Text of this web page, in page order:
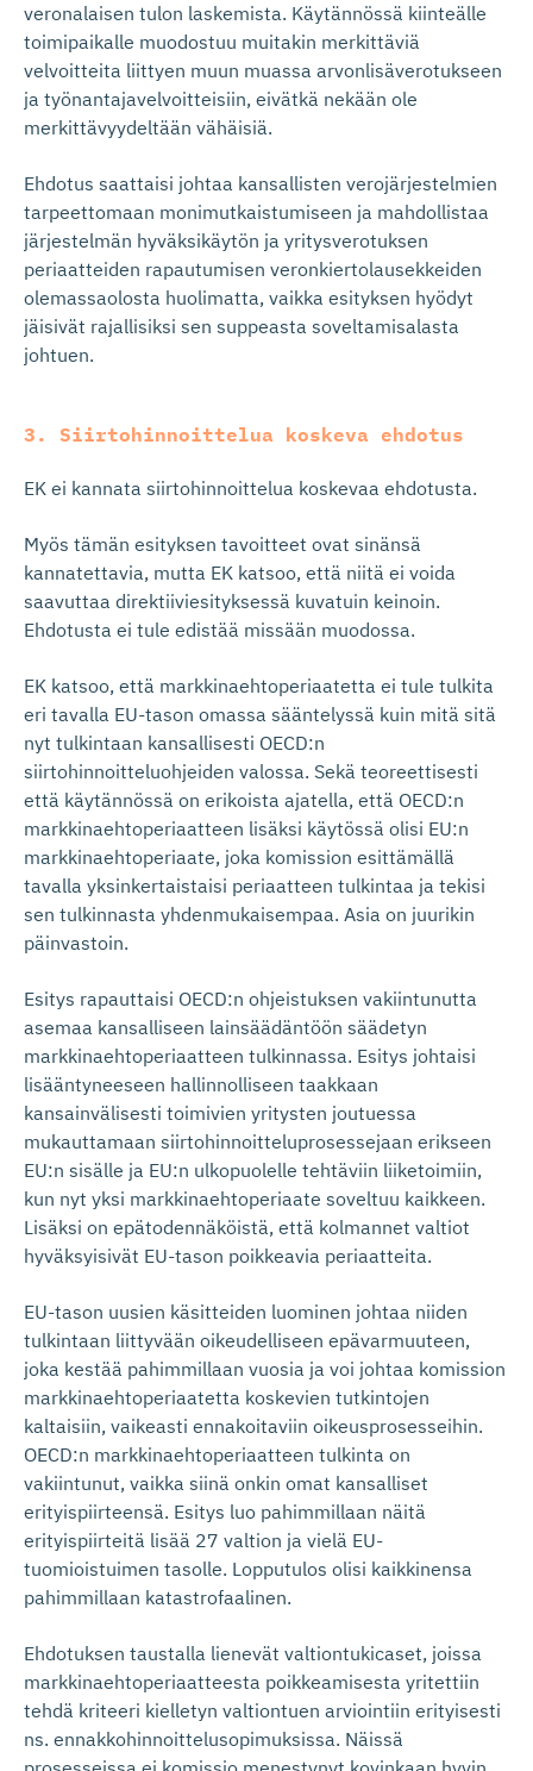
veronalaisen tulon laskemista. Käytännössä kiinteälle
toimipaikalle muodostuu muitakin merkittäviä
velvoitteita liittyen muun muassa arvonlisäverotukseen
ja työnantajavelvoitteisiin, eivätkä nekään ole
merkittävyydeltään vähäisiä.
Ehdotus saattaisi johtaa kansallisten verojärjestelmien
tarpeettomaan monimutkaistumiseen ja mahdollistaa
järjestelmän hyväksikäytön ja yritysverotuksen
periaatteiden rapautumisen veronkiertolausekkeiden
olemassaolosta huolimatta, vaikka esityksen hyödyt
jäisivät rajallisiksi sen suppeasta soveltamisalasta
johtuen.
3. Siirtohin­noittelua koskeva ehdotus
EK ei kannata siirtohinnoittelua koskevaa ehdotusta.
Myös tämän esityksen tavoitteet ovat sinänsä
kannatettavia, mutta EK katsoo, että niitä ei voida
saavuttaa direktiiviesityksessä kuvatuin keinoin.
Ehdotusta ei tule edistää missään muodossa.
EK katsoo, että markkinaehtoperiaatetta ei tule tulkita
eri tavalla EU-tason omassa sääntelyssä kuin mitä sitä
nyt tulkintaan kansallisesti OECD:n
siirtohinnoitteluohjeiden valossa. Sekä teoreettisesti
että käytännössä on erikoista ajatella, että OECD:n
markkinaehtoperiaatteen lisäksi käytössä olisi EU:n
markkinaehtoperiaate, joka komission esittämällä
tavalla yksinkertaistaisi periaatteen tulkintaa ja tekisi
sen tulkinnasta yhdenmukaisempaa. Asia on juurikin
päinvastoin.
Esitys rapauttaisi OECD:n ohjeistuksen vakiintunutta
asemaa kansalliseen lainsäädäntöön säädetyn
markkinaehtoperiaatteen tulkinnassa. Esitys johtaisi
lisääntyneeseen hallinnolliseen taakkaan
kansainvälisesti toimivien yritysten joutuessa
mukauttamaan siirtohinnoitteluprosessejaan erikseen
EU:n sisälle ja EU:n ulkopuolelle tehtäviin liiketoimiin,
kun nyt yksi markkinaehtoperiaate soveltuu kaikkeen.
Lisäksi on epätodennäköistä, että kolmannet valtiot
hyväksyisivät EU-tason poikkeavia periaatteita.
EU-tason uusien käsitteiden luominen johtaa niiden
tulkintaan liittyvään oikeudelliseen epävarmuuteen,
joka kestää pahimmillaan vuosia ja voi johtaa komission
markkinaehtoperiaatetta koskevien tutkintojen
kaltaisiin, vaikeasti ennakoitaviin oikeusprosesseihin.
OECD:n markkinaehtoperiaatteen tulkinta on
vakiintunut, vaikka siinä onkin omat kansalliset
erityispiirteensä. Esitys luo pahimmillaan näitä
erityispiirteitä lisää 27 valtion ja vielä EU-
tuomioistuimen tasolle. Lopputulos olisi kaikkinensa
pahimmillaan katastrofaalinen.
Ehdotuksen taustalla lienevät valtiontukicaset, joissa
markkinaehtoperiaatteesta poikkeamisesta yritettiin
tehdä kriteeri kielletyn valtiontuen arviointiin erityisesti
ns. ennakkohinnoittelusopimuksissa. Näissä